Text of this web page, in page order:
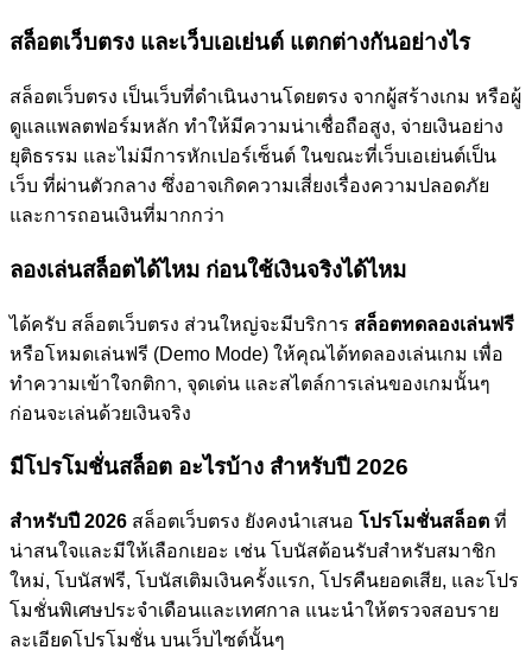
สล็อตเว็บตรง และเว็บเอเย่นต์ แตกต่างกันอย่างไร
สล็อตเว็บตรง เป็นเว็บที่ดำเนินงานโดยตรง จากผู้สร้างเกม หรือผู้
ดูแลแพลตฟอร์มหลัก ทำให้มีความน่าเชื่อถือสูง, จ่ายเงินอย่าง
ยุติธรรม และไม่มีการหักเปอร์เซ็นต์ ในขณะที่เว็บเอเย่นต์เป็น
เว็บ ที่ผ่านตัวกลาง ซึ่งอาจเกิดความเสี่ยงเรื่องความปลอดภัย
และการถอนเงินที่มากกว่า
ลองเล่นสล็อตได้ไหม ก่อนใช้เงินจริงได้ไหม
ได้ครับ สล็อตเว็บตรง ส่วนใหญ่จะมีบริการ สล็อตทดลองเล่นฟรี
หรือโหมดเล่นฟรี (Demo Mode) ให้คุณได้ทดลองเล่นเกม เพื่อ
ทำความเข้าใจกติกา, จุดเด่น และสไตล์การเล่นของเกมนั้นๆ
ก่อนจะเล่นด้วยเงินจริง
มีโปรโมชั่นสล็อต อะไรบ้าง สำหรับปี 2026
สำหรับปี 2026 สล็อตเว็บตรง ยังคงนำเสนอ โปรโมชั่นสล็อต ที่
น่าสนใจและมีให้เลือกเยอะ เช่น โบนัสต้อนรับสำหรับสมาชิก
ใหม่, โบนัสฟรี, โบนัสเติมเงินครั้งแรก, โปรคืนยอดเสีย, และโปร
โมชั่นพิเศษประจำเดือนและเทศกาล แนะนำให้ตรวจสอบราย
ละเอียดโปรโมชั่น บนเว็บไซต์นั้นๆ